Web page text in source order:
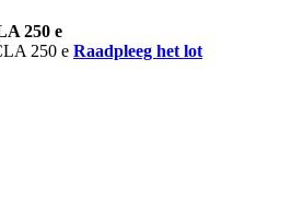
250 e
Raadpleeg het lot